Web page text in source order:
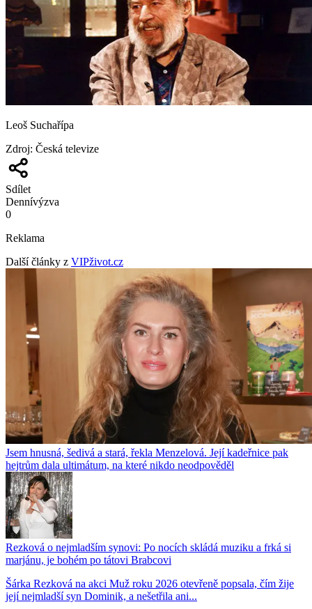
Leoš Suchařípa
Zdroj: Česká televize
Sdílet
Dennívýzva
0
Reklama
Další články z VIPživot.cz
Jsem hnusná, šedivá a stará, řekla Menzelová. Její kadeřnice pak
hejtrům dala ultimátum, na které nikdo neodpověděl
Rezková o nejmladším synovi: Po nocích skládá muziku a frká si
marjánu, je bohém po tátovi Brabcovi
Šárka Rezková na akci Muž roku 2026 otevřeně popsala, čím žije
její nejmladší syn Dominik, a nešetřila ani...